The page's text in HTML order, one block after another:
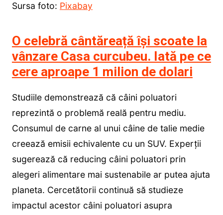
Sursa foto: Pixabay
O celebră cântăreață își scoate la
vânzare Casa curcubeu. Iată pe ce
cere aproape 1 milion de dolari
Studiile demonstrează că câini poluatori
reprezintă o problemă reală pentru mediu.
Consumul de carne al unui câine de talie medie
creează emisii echivalente cu un SUV. Experții
sugerează că reducing câini poluatori prin
alegeri alimentare mai sustenabile ar putea ajuta
planeta. Cercetătorii continuă să studieze
impactul acestor câini poluatori asupra